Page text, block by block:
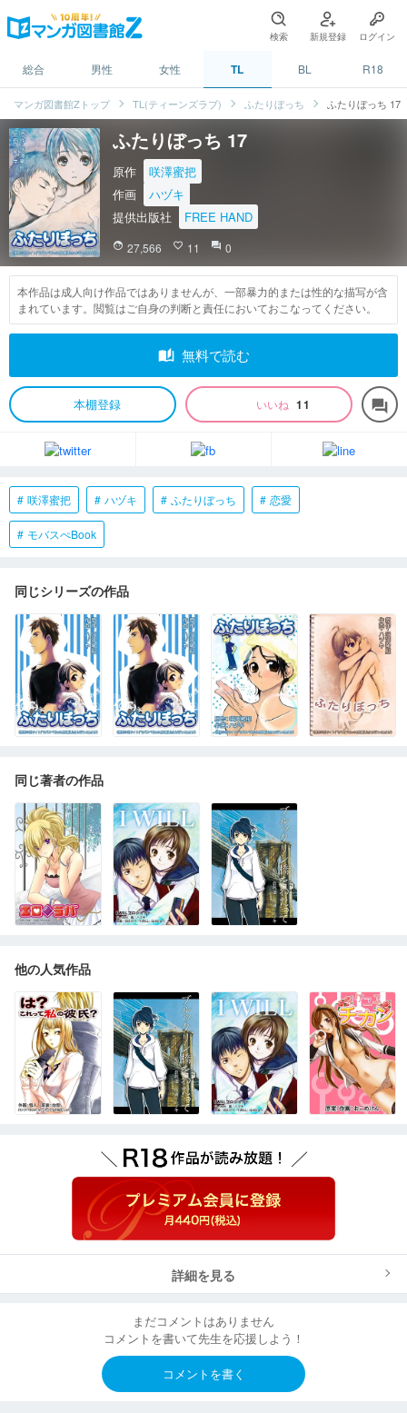
検索 新規登録 ログイン
総合 男性 女性 TL BL R18
マンガ図書館Zトップ TL(ティーンズラブ) ふたりぼっち ふたりぼっち 17
ふたりぼっち 17
原作
咲澤蜜把
作画
ハヅキ
提供出版社
FREE HAND
face 27,566 favorite_border 11 question_answer 0
本作品は成人向け作品ではありませんが、一部暴力的または性的な描写が含
まれています。閲覧はご自身の判断と責任においておこなってください。
auto_stories 無料で読む
本棚登録 いいね 11 forum
咲澤蜜把 ハヅキ ふたりぼっち 恋愛
モバスぺBook
同じシリーズの作品
同じ著者の作品
他の人気作品
詳細を見る
まだコメントはありません
コメントを書いて先生を応援しよう！
コメントを書く